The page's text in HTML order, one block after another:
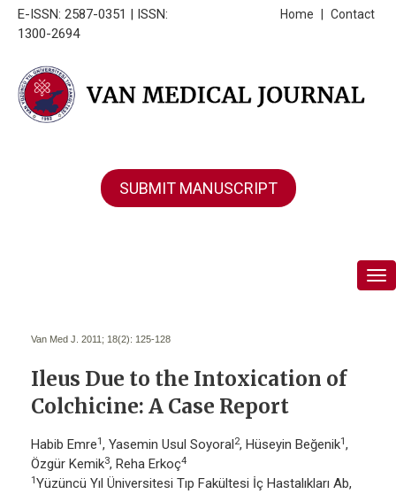
E-ISSN: 2587-0351 | ISSN:
1300-2694
Contact
Home
SUBMIT MANUSCRIPT
Van Med J. 2011; 18(2): 125-128
Ileus Due to the Intoxication of
Colchicine: A Case Report
Habib Emre1, Yasemin Usul Soyoral 2, Hüseyin Beğenik1,
Özgür Kemik3, Reha Erkoç4
1Yüzüncü Yıl Üniversitesi Tıp Fakültesi İç Hastalıkları Ab,